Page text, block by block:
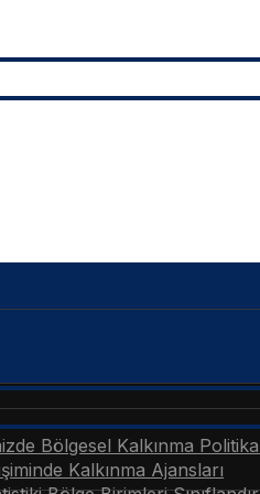
Bölgesel Kalkınma
Kalkınma Ajansları